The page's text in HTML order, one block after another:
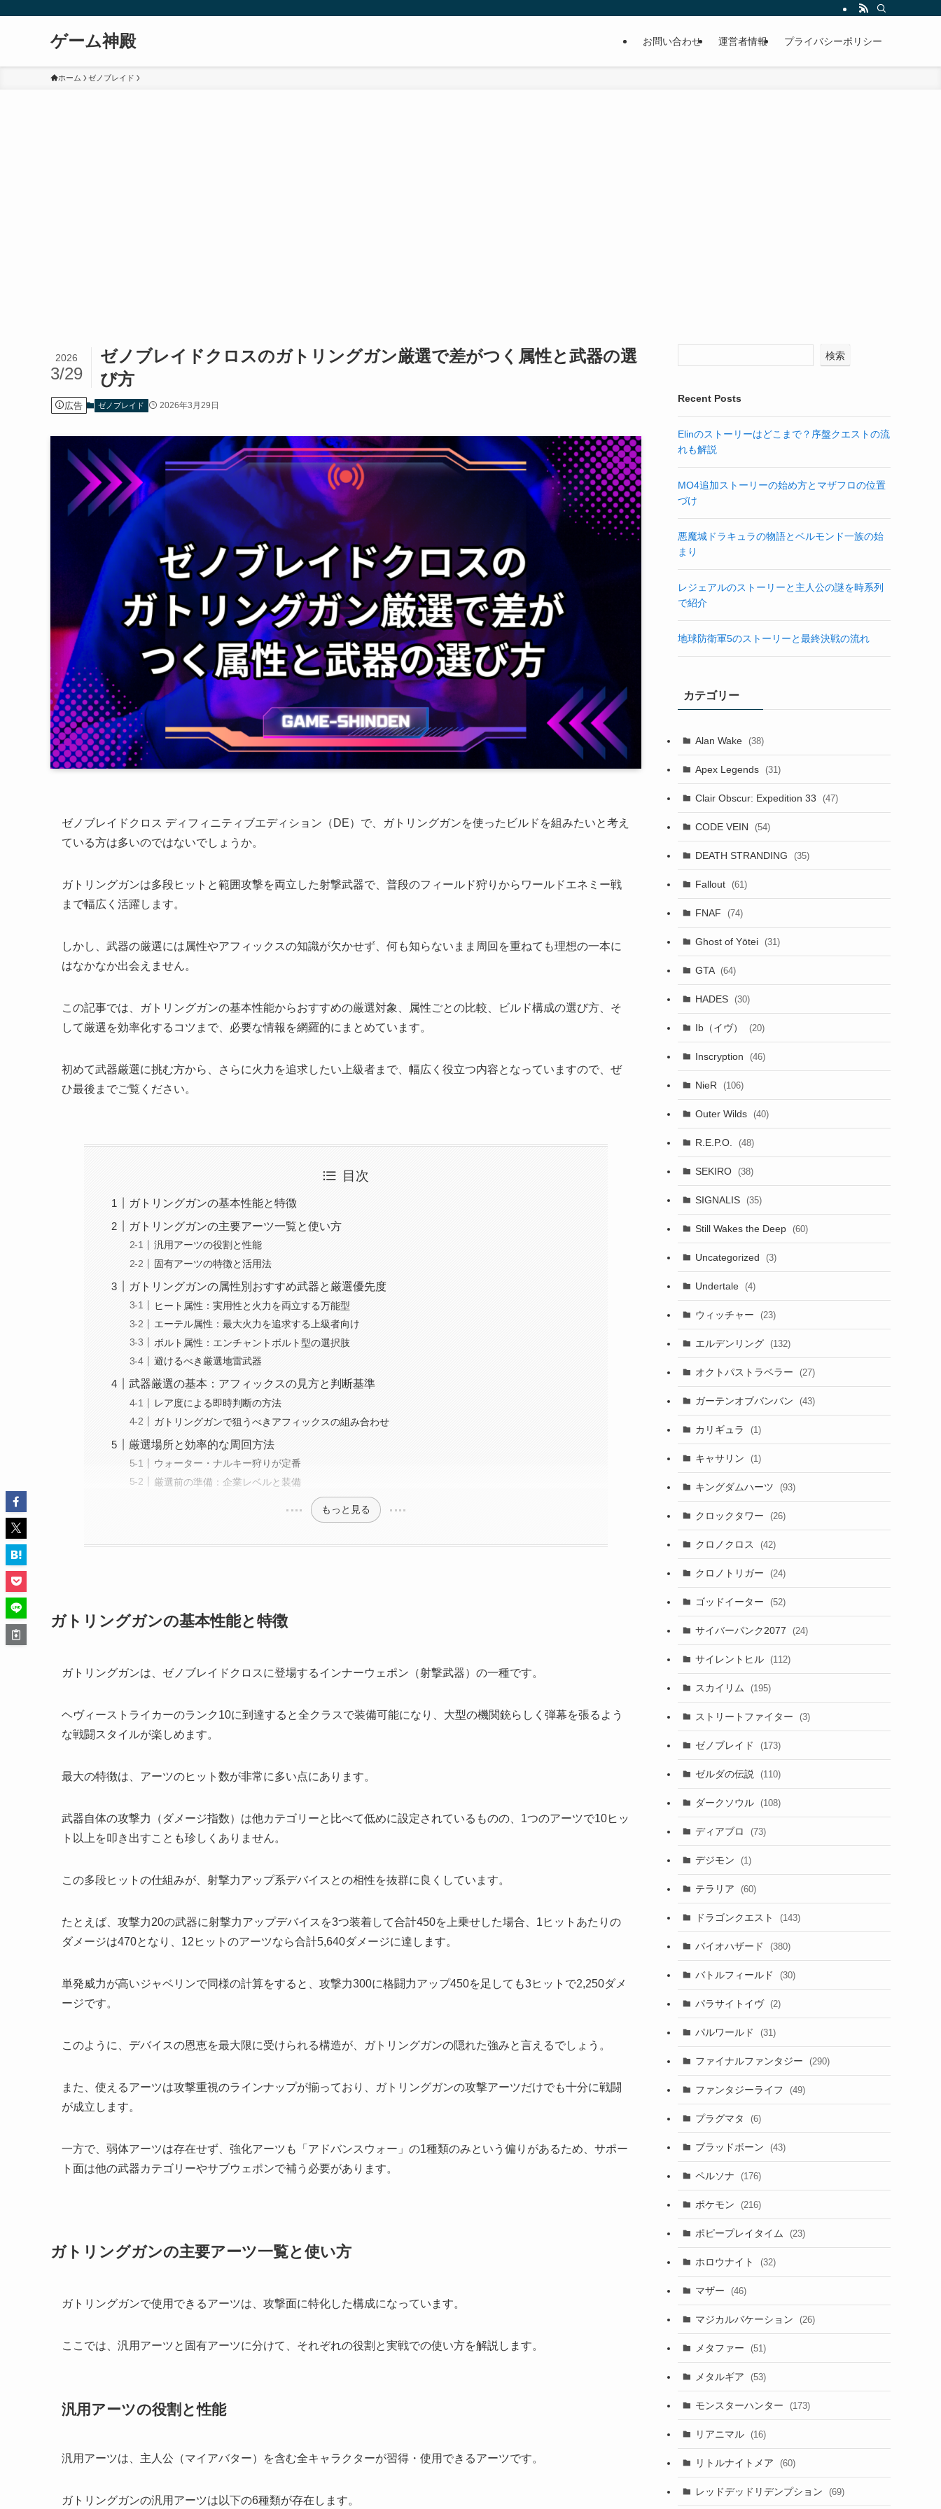
ゲーム神殿 お問い合わせ 運営者情報 プライバシーポリシー
ホーム ゼノブレイド
ゼノブレイドクロスのガトリングガン厳選で差がつく属性と武器の選
び方
2026
3/29
広告 ゼノブレイド 2026年3月29日
ゼノブレイドクロス ディフィニティブエディション（DE）で、ガトリングガンを使ったビルドを組みたいと考え
ている方は多いのではないでしょうか。
ガトリングガンは多段ヒットと範囲攻撃を両立した射撃武器で、普段のフィールド狩りからワールドエネミー戦
まで幅広く活躍します。
しかし、武器の厳選には属性やアフィックスの知識が欠かせず、何も知らないまま周回を重ねても理想の一本に
はなかなか出会えません。
この記事では、ガトリングガンの基本性能からおすすめの厳選対象、属性ごとの比較、ビルド構成の選び方、そ
して厳選を効率化するコツまで、必要な情報を網羅的にまとめています。
初めて武器厳選に挑む方から、さらに火力を追求したい上級者まで、幅広く役立つ内容となっていますので、ぜ
ひ最後までご覧ください。
目次
ガトリングガンの基本性能と特徴
ガトリングガンの主要アーツ一覧と使い方
汎用アーツの役割と性能
固有アーツの特徴と活用法
ガトリングガンの属性別おすすめ武器と厳選優先度
ヒート属性：実用性と火力を両立する万能型
エーテル属性：最大火力を追求する上級者向け
ボルト属性：エンチャントボルト型の選択肢
避けるべき厳選地雷武器
武器厳選の基本：アフィックスの見方と判断基準
レア度による即時判断の方法
ガトリングガンで狙うべきアフィックスの組み合わせ
厳選場所と効率的な周回方法
ウォーター・ナルキー狩りが定番
厳選前の準備：企業レベルと装備
もっと見る
ガトリングガンの基本性能と特徴
ガトリングガンは、ゼノブレイドクロスに登場するインナーウェポン（射撃武器）の一種です。
ヘヴィーストライカーのランク10に到達すると全クラスで装備可能になり、大型の機関銃らしく弾幕を張るよう
な戦闘スタイルが楽しめます。
最大の特徴は、アーツのヒット数が非常に多い点にあります。
武器自体の攻撃力（ダメージ指数）は他カテゴリーと比べて低めに設定されているものの、1つのアーツで10ヒッ
ト以上を叩き出すことも珍しくありません。
この多段ヒットの仕組みが、射撃力アップ系デバイスとの相性を抜群に良くしています。
たとえば、攻撃力20の武器に射撃力アップデバイスを3つ装着して合計450を上乗せした場合、1ヒットあたりの
ダメージは470となり、12ヒットのアーツなら合計5,640ダメージに達します。
単発威力が高いジャベリンで同様の計算をすると、攻撃力300に格闘力アップ450を足しても3ヒットで2,250ダメ
ージです。
このように、デバイスの恩恵を最大限に受けられる構造が、ガトリングガンの隠れた強みと言えるでしょう。
また、使えるアーツは攻撃重視のラインナップが揃っており、ガトリングガンの攻撃アーツだけでも十分に戦闘
が成立します。
一方で、弱体アーツは存在せず、強化アーツも「アドバンスウォー」の1種類のみという偏りがあるため、サポー
ト面は他の武器カテゴリーやサブウェポンで補う必要があります。
ガトリングガンの主要アーツ一覧と使い方
ガトリングガンで使用できるアーツは、攻撃面に特化した構成になっています。
ここでは、汎用アーツと固有アーツに分けて、それぞれの役割と実戦での使い方を解説します。
汎用アーツの役割と性能
汎用アーツは、主人公（マイアバター）を含む全キャラクターが習得・使用できるアーツです。
ガトリングガンの汎用アーツは以下の6種類が存在します。
検索
Recent Posts
Elinのストーリーはどこまで？序盤クエストの流
れも解説
MO4追加ストーリーの始め方とマザフロの位置
づけ
悪魔城ドラキュラの物語とベルモンド一族の始
まり
レジェアルのストーリーと主人公の謎を時系列
で紹介
地球防衛軍5のストーリーと最終決戦の流れ
カテゴリー
Alan Wake (38)
Apex Legends (31)
Clair Obscur: Expedition 33 (47)
CODE VEIN (54)
DEATH STRANDING (35)
Fallout (61)
FNAF (74)
Ghost of Yōtei (31)
GTA (64)
HADES (30)
Ib（イヴ） (20)
Inscryption (46)
NieR (106)
Outer Wilds (40)
R.E.P.O. (48)
SEKIRO (38)
SIGNALIS (35)
Still Wakes the Deep (60)
Uncategorized (3)
Undertale (4)
ウィッチャー (23)
エルデンリング (132)
オクトパストラベラー (27)
ガーテンオブバンバン (43)
カリギュラ (1)
キャサリン (1)
キングダムハーツ (93)
クロックタワー (26)
クロノクロス (42)
クロノトリガー (24)
ゴッドイーター (52)
サイバーパンク2077 (24)
サイレントヒル (112)
スカイリム (195)
ストリートファイター (3)
ゼノブレイド (173)
ゼルダの伝説 (110)
ダークソウル (108)
ディアブロ (73)
デジモン (1)
テラリア (60)
ドラゴンクエスト (143)
バイオハザード (380)
バトルフィールド (30)
パラサイトイヴ (2)
パルワールド (31)
ファイナルファンタジー (290)
ファンタジーライフ (49)
プラグマタ (6)
ブラッドボーン (43)
ペルソナ (176)
ポケモン (216)
ポピープレイタイム (23)
ホロウナイト (32)
マザー (46)
マジカルバケーション (26)
メタファー (51)
メタルギア (53)
モンスターハンター (173)
リアニマル (16)
リトルナイトメア (60)
レッドデッドリデンプション (69)